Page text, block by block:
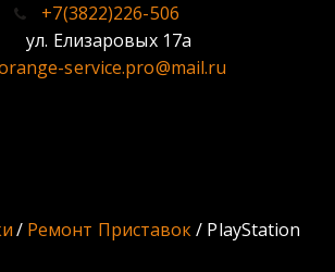
+7(3822)226-506
ул. Елизаровых 17а
service.pro@mail.ru
/ Ремонт Приставок / PlayStation